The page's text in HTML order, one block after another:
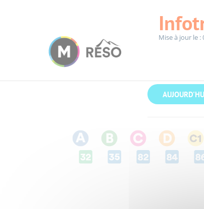
Mise à jour le :
Accueil Infotrafic